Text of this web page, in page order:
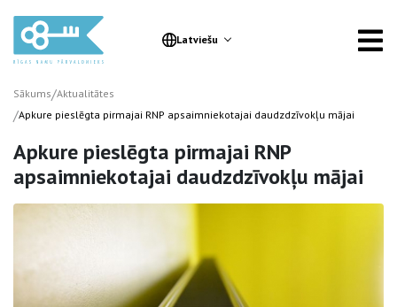
Latviešu
Sākums/Aktualitātes
/Apkure pieslēgta pirmajai RNP apsaimniekotajai daudzdzīvokļu mājai
Apkure pieslēgta pirmajai RNP
apsaimniekotajai daudzdzīvokļu mājai